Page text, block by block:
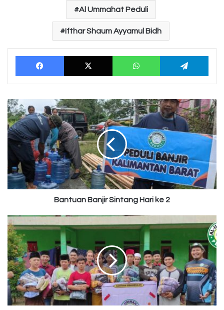
Al Ummahat Peduli
Ifthar Shaum Ayyamul Bidh
Facebook X WhatsApp
Bantuan
Banjir
Sintang
Hari
ke
Bantuan Banjir Sintang Hari ke 2
Laporan
Giat
di
Ponpes
Nurul
Huda
Bayah
Lebak
Banten